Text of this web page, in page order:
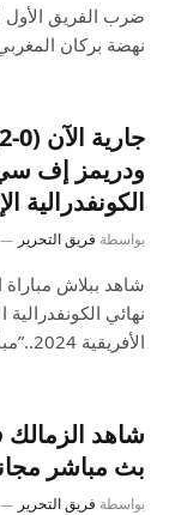
ضرب الفريق الأول
نهضة بركان
ودريمز إف
الكونفدرالية
بواسطة فريق التحرير
شاهد ببلاش
الأفريقية 2024..”مباراة…
شاهد
بث مباشر مجانا
بواسطة فريق التحرير